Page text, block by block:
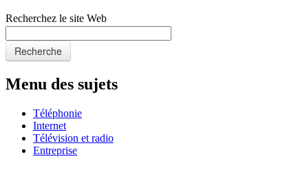
Recherchez le site Web
Recherche
Menu des sujets
Téléphonie
Internet
Télévision et radio
Entreprise